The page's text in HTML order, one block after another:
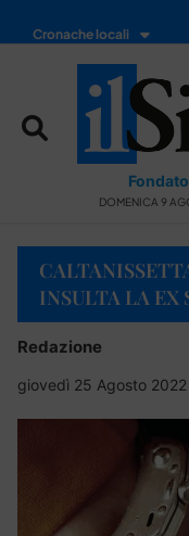
Cronache locali
DOMENICA 9
INSULTA LA EX
Redazione
giovedì 25 Agosto 2022